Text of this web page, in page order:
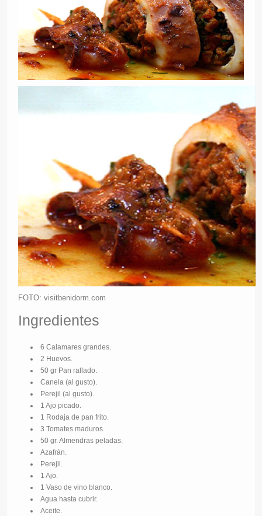
Eventos
Partners
Restaurantes
FOTO: visitbenidorm.com
Ingredientes
6 Calamares grandes.
2 Huevos.
50 gr Pan rallado.
Canela (al gusto).
Perejil (al gusto).
1 Ajo picado.
1 Rodaja de pan frito.
3 Tomates maduros.
50 gr. Almendras peladas.
Azafrán.
Perejil.
1 Ajo.
1 Vaso de vino blanco.
Agua hasta cubrir.
Aceite.